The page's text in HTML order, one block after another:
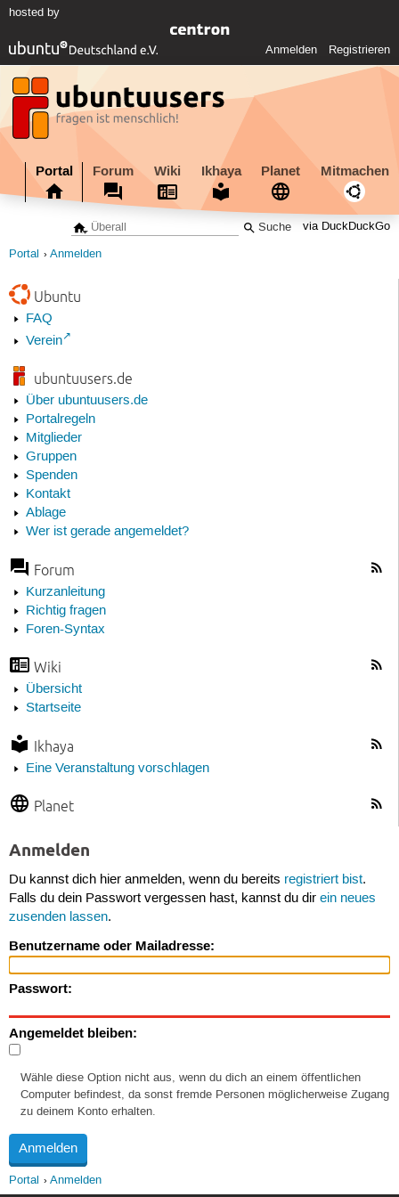
hosted by
Anmelden Registrieren
Portal Forum Wiki Ikhaya Planet Mitmachen
via DuckDuckGo
Portal Anmelden
Ubuntu
FAQ
Verein
ubuntuusers.de
Über ubuntuusers.de
Portalregeln
Mitglieder
Gruppen
Spenden
Kontakt
Ablage
Wer ist gerade angemeldet?
Forum
Kurzanleitung
Richtig fragen
Foren-Syntax
Wiki
Übersicht
Startseite
Ikhaya
Eine Veranstaltung vorschlagen
Planet
Anmelden
Du kannst dich hier anmelden, wenn du bereits registriert bist.
Falls du dein Passwort vergessen hast, kannst du dir ein neues
zusenden lassen.
Benutzername oder Mailadresse:
Passwort:
Angemeldet bleiben:
Wähle diese Option nicht aus, wenn du dich an einem öffentlichen
Computer befindest, da sonst fremde Personen möglicherweise Zugang
zu deinem Konto erhalten.
Portal Anmelden